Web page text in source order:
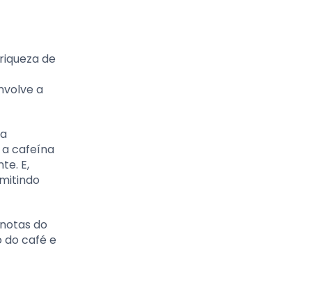
de
a
a cafeína
E,
do
do café e